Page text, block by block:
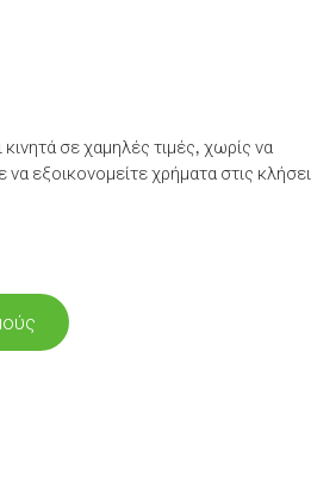
σε χαμηλές τιμές, χωρίς να
εξοικονομείτε χρήματα στις